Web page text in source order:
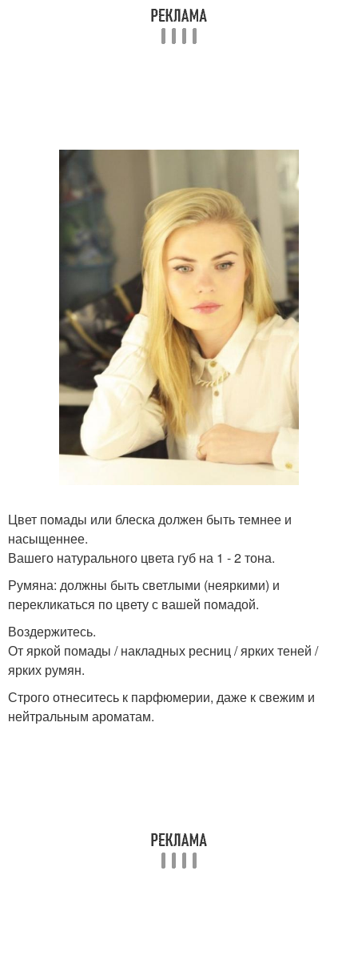
Цвет помады или блеска должен быть темнее и
насыщеннее.
Вашего натурального цвета губ на 1 - 2 тона.
Румяна: должны быть светлыми (неяркими) и
перекликаться по цвету с вашей помадой.
Воздержитесь.
От яркой помады / накладных ресниц / ярких теней /
ярких румян.
Строго отнеситесь к парфюмерии, даже к свежим и
нейтральным ароматам.